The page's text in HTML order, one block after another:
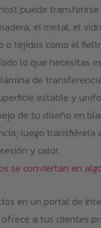
puede
el metal, el
o tejidos como el
lo que necesitas
de
estable y
de tu diseño en
luego transfiérela
y calor.
se conviertan en
en un portal de
a tus clientes